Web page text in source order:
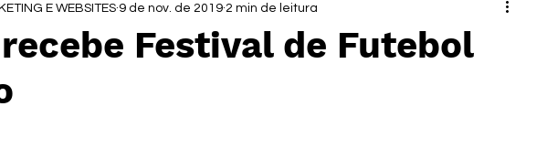
Feminino Atletismo EC Taubaté História
Festival de Futebol
E WEBSITES 9 de nov. de 2019 2 min de leitura